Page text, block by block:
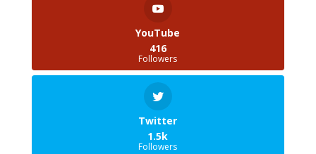
YouTube
416
Followers
Twitter
1.5k
Followers